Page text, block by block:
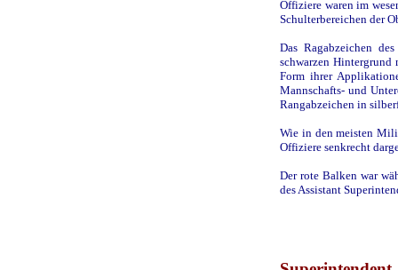
Offiziere waren im
Schulterbereichen der
Das Ragabzeichen
schwarzen
Form ihrer
Mannschafts- und
Rangabzeichen in
Wie in den meisten
Offiziere senkrecht
Der rote Balken war
des Assistant